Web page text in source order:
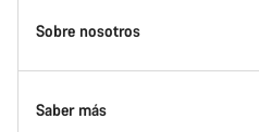
Homepage
Sobre nosotros
Conoce Canyon
Saber más